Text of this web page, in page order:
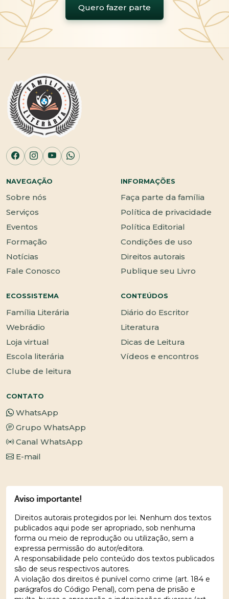
Quero fazer parte
NAVEGAÇÃO
Sobre nós
Serviços
Eventos
Formação
Notícias
Fale Conosco
INFORMAÇÕES
Faça parte da família
Política de privacidade
Política Editorial
Condições de uso
Direitos autorais
Publique seu Livro
ECOSSISTEMA
Família Literária
Webrádio
Loja virtual
Escola literária
Clube de leitura
CONTEÚDOS
Diário do Escritor
Literatura
Dicas de Leitura
Vídeos e encontros
CONTATO
WhatsApp
Grupo WhatsApp
Canal WhatsApp
E-mail
Aviso importante!
Direitos autorais protegidos por lei. Nenhum dos textos
publicados aqui pode ser apropriado, sob nenhuma
forma ou meio de reprodução ou utilização, sem a
expressa permissão do autor/editora.
A responsabilidade pelo conteúdo dos textos publicados
são de seus respectivos autores.
A violação dos direitos é punível como crime (art. 184 e
parágrafos do Código Penal), com pena de prisão e